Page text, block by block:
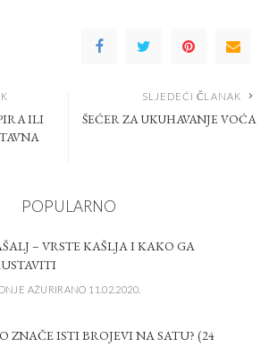
ILI
SLJEDEĆI ČLANAK
ŠEĆER ZA UKUHAVANJE VOĆA
POPULARNO
– VRSTE KAŠLJA I KAKO GA
AŽURIRANO 11.02.2020.
ZNAČE ISTI BROJEVI NA SATU? (24